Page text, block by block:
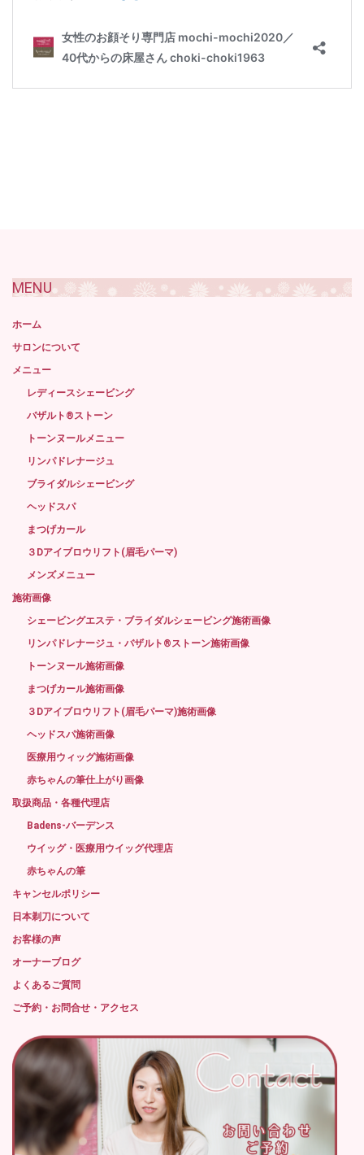
MENU
ホーム
サロンについて
メニュー
レディースシェービング
バザルト®ストーン
トーンヌールメニュー
リンパドレナージュ
ブライダルシェービング
ヘッドスパ
まつげカール
３Dアイブロウリフト(眉毛パーマ)
メンズメニュー
施術画像
シェービングエステ・ブライダルシェービング施術画像
リンパドレナージュ・バザルト®ストーン施術画像
トーンヌール施術画像
まつげカール施術画像
３Dアイブロウリフト(眉毛パーマ)施術画像
ヘッドスパ施術画像
医療用ウィッグ施術画像
赤ちゃんの筆仕上がり画像
取扱商品・各種代理店
Badens-バーデンス
ウイッグ・医療用ウイッグ代理店
赤ちゃんの筆
キャンセルポリシー
日本剃刀について
お客様の声
オーナーブログ
よくあるご質問
ご予約・お問合せ・アクセス